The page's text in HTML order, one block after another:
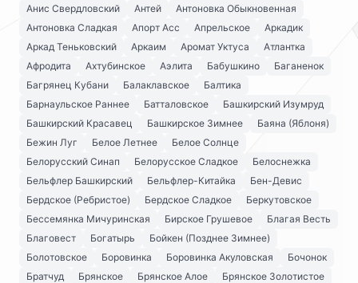
Анис Свердловский
Антей
Антоновка Обыкновенная
Антоновка Сладкая
Апорт Асс Апрельское
Аркадик
Аркад Теньковский
Аркаим Аромат Уктуса
Атлантка
Афродита
Ахтубинское Аэлита Бабушкино
Баганенок
Багрянец Кубани
Балаклавское
Балтика
Барнаульское Раннее
Батталовское
Башкирский Изумруд
Башкирский Красавец
Башкирское Зимнее
Баяна (Яблоня)
Бежин Луг
Белое Летнее
Белое Солнце
Белорусский Синап
Белорусское Сладкое
Белоснежка
Бельфлер Башкирский
Бельфлер-Китайка
Бен-Девис
Бердское (Ребристое)
Бердское Сладкое
Беркутовское
Бессемянка Мичуринская
Бирское Грушевое
Благая Весть
Благовест
Богатырь
Бойкен (Позднее Зимнее)
Болотовское
Боровинка Боровинка Акуловская
Бочонок
Братчуд
Брянское Брянское Алое
Брянское Золотистое